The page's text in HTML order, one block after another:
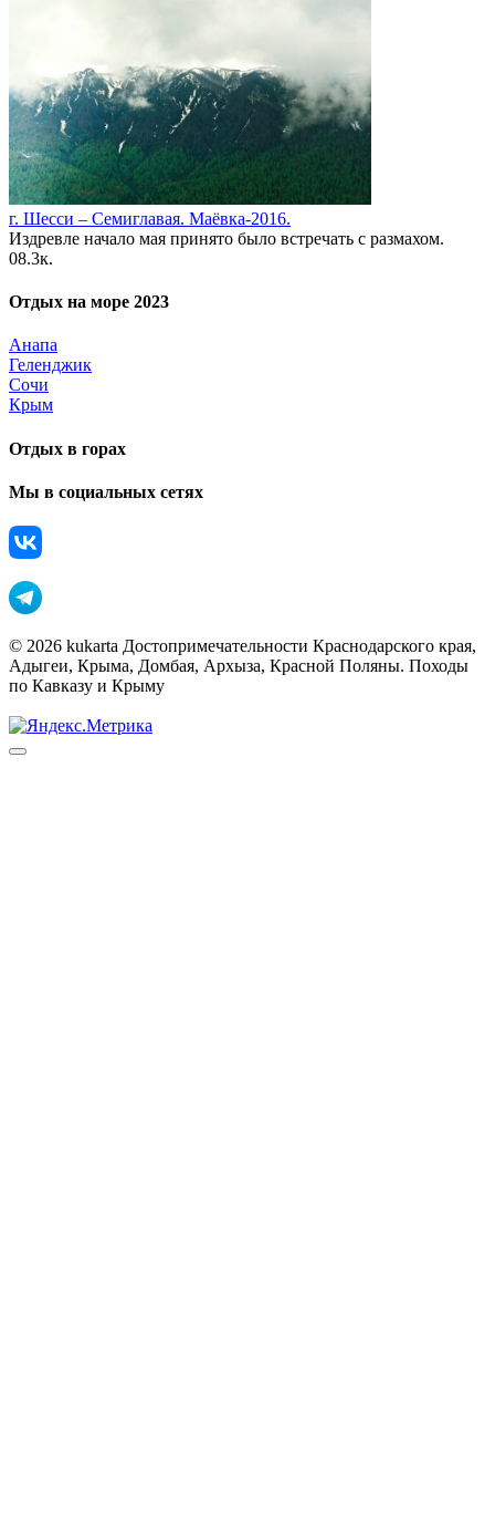
г. Шесси – Семиглавая. Маёвка-2016.
Издревле начало мая принято было встречать с размахом.
08.3к.
Отдых на море 2023
Анапа
Геленджик
Сочи
Крым
Отдых в горах
Мы в социальных сетях
© 2026 kukarta Достопримечательности Краснодарского края,
Адыгеи, Крыма, Домбая, Архыза, Красной Поляны. Походы
по Кавказу и Крыму